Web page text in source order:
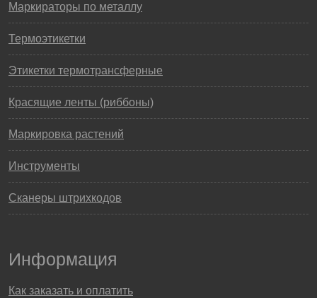
Маркираторы по металлу
Термоэтикетки
Этикетки термотрансферные
Красящие ленты (риббоны)
Маркировка растений
Инструменты
Сканеры штрихкодов
Информация
Как заказать и оплатить